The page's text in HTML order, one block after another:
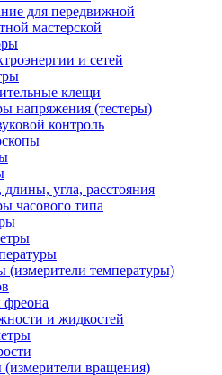
для передвижной
мастерской
и сетей
клещи
напряжения (тестеры)
контроль
угла, расстояния
часового типа
(измерители температуры)
фреона
и жидкостей
(измерители вращения)